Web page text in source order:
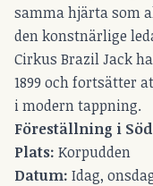
samma hjärta som
den konstnärlige
Cirkus Brazil Jack
1899 och fortsätter
i modern tappning.
Föreställning i
Plats: Korpudden
Datum: Idag,